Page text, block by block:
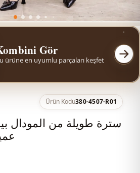
Gör
ürüne en uyumlu parçaları keşfet
Ürün Kodu380-4507-R01
سترة طويلة من المودال